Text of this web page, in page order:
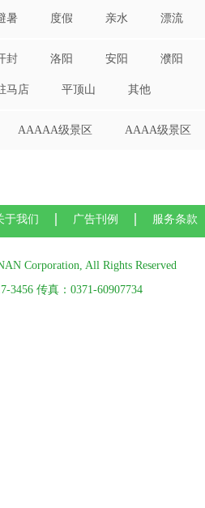
暑 度假 亲水 漂流
封 洛阳 安阳 濮阳
马店 平顶山 其他
AAAAA级景区 AAAA级景区
于我们 广告刊例 服务条款
Corporation, All Rights Reserved
3456 传真：0371-60907734